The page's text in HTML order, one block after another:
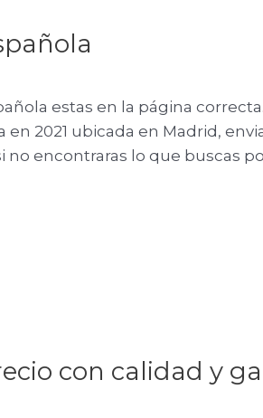
estas en la página
2021 ubicada en Madrid,
no encontraras lo que buscas
con calidad y